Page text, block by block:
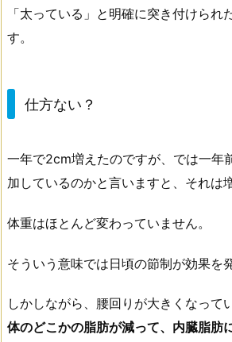
「太っている」と明確に突き付けられ
す。
仕方ない？
一年で2cm増えたのですが、では一年
加しているのかと言いますと、それは
体重はほとんど変わっていません。
そういう意味では日頃の節制が効果を
しかしながら、腰回りが大きくなって
体のどこかの脂肪が減って、内臓脂肪